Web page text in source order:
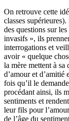
On retrouve cette
classes
des questions sur
invasifs », ils
interrogations et
avoir « quelque
la mère mettent à
d’amour et d’amitié
fois qu’il le
procédant ainsi, ils
sentiments et
leur fils pour
de l’âge du